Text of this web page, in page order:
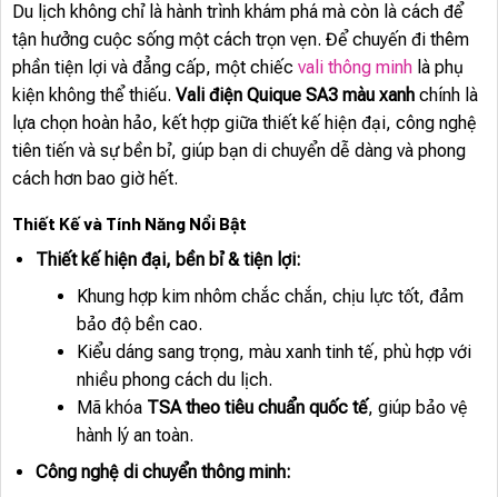
Du lịch không chỉ là hành trình khám phá mà còn là cách để
tận hưởng cuộc sống một cách trọn vẹn. Để chuyến đi thêm
phần tiện lợi và đẳng cấp, một chiếc vali thông minh là phụ
kiện không thể thiếu. Vali điện Quique SA3 màu xanh chính là
lựa chọn hoàn hảo, kết hợp giữa thiết kế hiện đại, công nghệ
tiên tiến và sự bền bỉ, giúp bạn di chuyển dễ dàng và phong
cách hơn bao giờ hết.
Thiết Kế và Tính Năng Nổi Bật
Thiết kế hiện đại, bền bỉ & tiện lợi:
Khung hợp kim nhôm chắc chắn, chịu lực tốt, đảm
bảo độ bền cao.
Kiểu dáng sang trọng, màu xanh tinh tế, phù hợp với
nhiều phong cách du lịch.
Mã khóa TSA theo tiêu chuẩn quốc tế, giúp bảo vệ
hành lý an toàn.
Công nghệ di chuyển thông minh: